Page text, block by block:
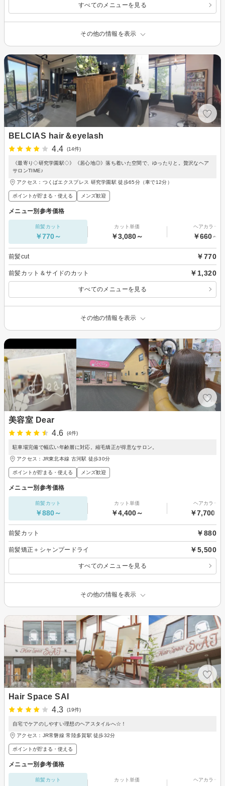
すべてのメニューを見る
その他の情報を表示
BELCIAS hair＆eyelash
4.4
(14件)
《最寄り◇研究学園駅◇》《居心地◎》落ち着いた空間で、ゆったりと。贅沢なヘア
サロンTIME♪
アクセス：つくばエクスプレス 研究学園駅 徒歩65分（車で12分）
ポイントが貯まる・使える メンズ歓迎
メニュー別参考価格
前髪カット
￥770～
カット単価
￥3,080～
ヘアカラー
￥660～
前髪cut ￥770
前髪カット＆サイドのカット ￥1,320
すべてのメニューを見る
その他の情報を表示
美容室 Dear
4.6
(4件)
駐車場完備で幅広い年齢層に対応。縮毛矯正が得意なサロン。
アクセス：JR東北本線 古河駅 徒歩30分
ポイントが貯まる・使える メンズ歓迎
メニュー別参考価格
前髪カット
￥880～
カット単価
￥4,400～
ヘアカラー
￥7,700～
前髪カット ￥880
前髪矯正＋シャンプードライ ￥5,500
すべてのメニューを見る
その他の情報を表示
Hair Space SAI
4.3
(19件)
自宅でケアのしやすい理想のヘアスタイルへ☆！
アクセス：JR常磐線 常陸多賀駅 徒歩32分
ポイントが貯まる・使える
メニュー別参考価格
前髪カット カット単価 ヘアカラー